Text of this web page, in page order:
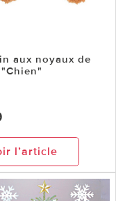
aux noyaux de
l’article